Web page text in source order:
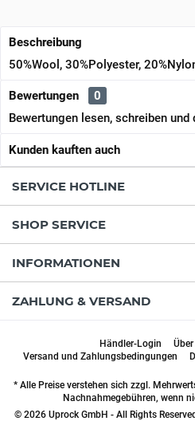
Beschreibung
50%Wool, 30%Polyester,
Bewertungen
0
Bewertungen lesen, schreiben und
Kunden kauften auch
SERVICE HOTLINE
SHOP SERVICE
INFORMATIONEN
ZAHLUNG & VERSAND
Händler-Login
Versand und Zahlungsbedingungen
* Alle Preise verstehen sich zzgl.
Nachnahmegebühren, wenn
© 2026 Uprock GmbH - All Rights